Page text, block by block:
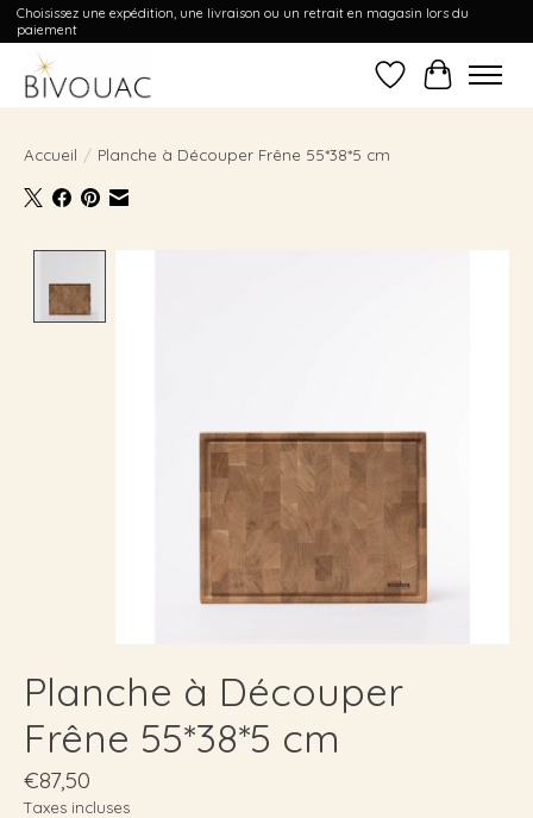
Choisissez une expédition, une livraison ou un retrait en magasin lors du
paiement
Liste dePanier
Accueil / Planche à Découper Frêne 55*38*5 cm
Planche à Découper
Frêne 55*38*5 cm
€87,50
Taxes incluses